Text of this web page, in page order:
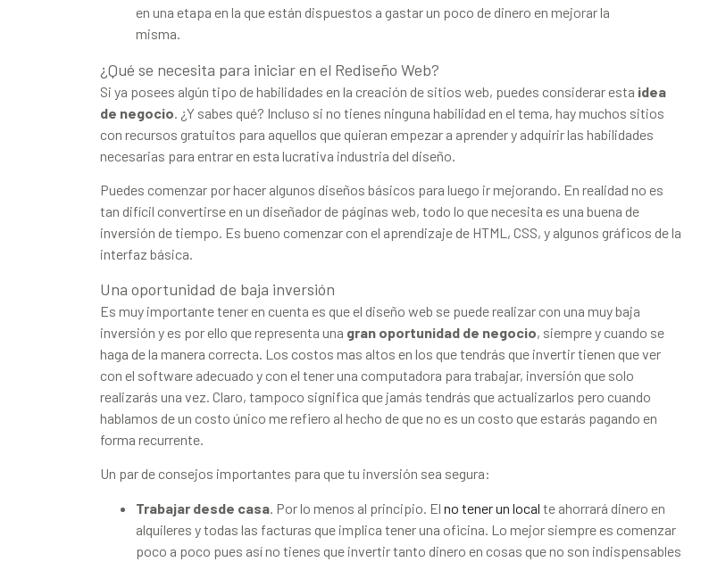
en una etapa en la que están dispuestos a gastar un poco de dinero en mejorar la
misma.
¿Qué se necesita para iniciar en el Rediseño Web?
Si ya posees algún tipo de habilidades en la creación de sitios web, puedes considerar esta idea
de negocio. ¿Y sabes qué? Incluso si no tienes ninguna habilidad en el tema, hay muchos sitios
con recursos gratuitos para aquellos que quieran empezar a aprender y adquirir las habilidades
necesarias para entrar en esta lucrativa industria del diseño.
Puedes comenzar por hacer algunos diseños básicos para luego ir mejorando. En realidad no es
tan difícil convertirse en un diseñador de páginas web, todo lo que necesita es una buena de
inversión de tiempo. Es bueno comenzar con el aprendizaje de HTML, CSS, y algunos gráficos de la
interfaz básica.
Una oportunidad de baja inversión
Es muy importante tener en cuenta es que el diseño web se puede realizar con una muy baja
inversión y es por ello que representa una gran oportunidad de negocio, siempre y cuando se
haga de la manera correcta. Los costos mas altos en los que tendrás que invertir tienen que ver
con el software adecuado y con el tener una computadora para trabajar, inversión que solo
realizarás una vez. Claro, tampoco significa que jamás tendrás que actualizarlos pero cuando
hablamos de un costo único me refiero al hecho de que no es un costo que estarás pagando en
forma recurrente.
Un par de consejos importantes para que tu inversión sea segura:
Trabajar desde casa . Por lo menos al principio. El no tener un local te ahorrará dinero en
alquileres y todas las facturas que implica tener una oficina. Lo mejor siempre es comenzar
poco a poco pues así no tienes que invertir tanto dinero en cosas que no son indispensables